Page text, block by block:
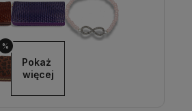
%
Pokaż
więcej